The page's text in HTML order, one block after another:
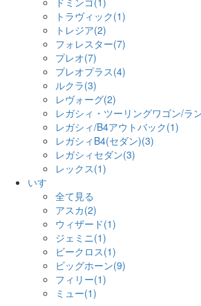
トラヴィック(1)
トレジア(2)
フォレスター(7)
プレオ(7)
プレオプラス(4)
ルクラ(3)
レヴォーグ(2)
レガシィ・ツーリングワゴン/ラ
レガシィ/B4アウトバック(1)
レガシィB4(セダン)(3)
レガシィセダン(3)
レックス(1)
いすゞ
全て見る
アスカ(2)
ウィザード(1)
ジェミニ(1)
ビークロス(1)
ビッグホーン(9)
フィリー(1)
ミュー(1)